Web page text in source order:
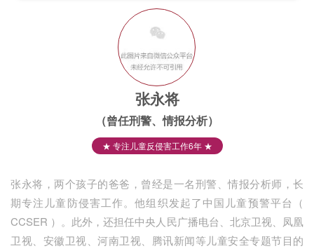
张永将
（曾任刑警、情报分析）
★ 专注儿童反侵害工作6年 ★
张永将，两个孩子的爸爸，曾经是一名刑警、情报分析师，长
期专注儿童防侵害工作。他组织发起了中国儿童预警平台（
CCSER ）。此外，还担任中央人民广播电台、北京卫视、凤凰
卫视、安徽卫视、河南卫视、腾讯新闻等儿童安全专题节目的